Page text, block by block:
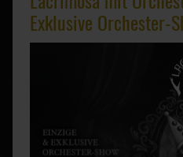
Exklusive Orchester-